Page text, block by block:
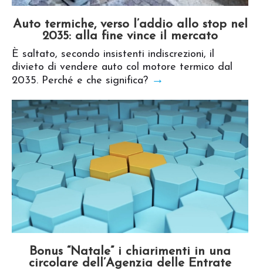
Auto termiche, verso l’addio allo stop nel
2035: alla fine vince il mercato
È saltato, secondo insistenti indiscrezioni, il
divieto di vendere auto col motore termico dal
2035. Perché e che significa? →
Bonus “Natale” i chiarimenti in una
circolare dell’Agenzia delle Entrate